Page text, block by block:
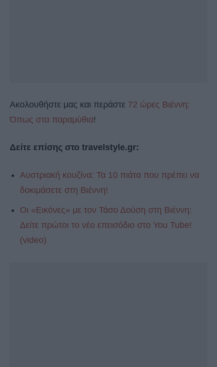
Ακολουθήστε μας και περάστε 72 ώρες Βιέννη:
Όπως στα παραμύθια!
Δείτε επίσης στο travelstyle.gr:
Αυστριακή κουζίνα: Τα 10 πιάτα που πρέπει να
δοκιμάσετε στη Βιέννη!
Οι «Εικόνες» με τον Τάσο Δούση στη Βιέννη:
Δείτε πρώτοι το νέο επεισόδιο στο You Tube!
(video)